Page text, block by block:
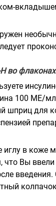
во флаконах
100 МЕ/
шприц для
иглу в коже
что Вы
введения.